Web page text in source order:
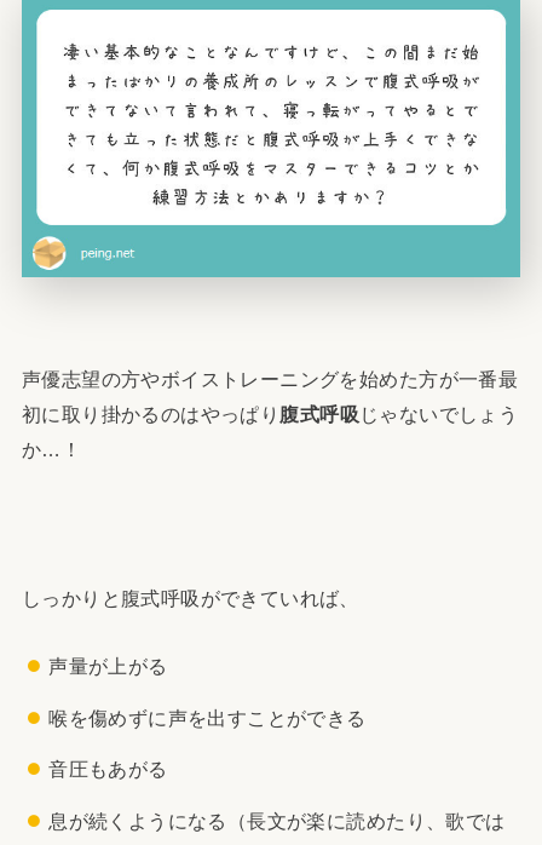
声優志望の方やボイストレーニングを始めた方が一番最
初に取り掛かるのはやっぱり 腹式呼吸 じゃないでしょう
か…！
しっかりと腹式呼吸ができていれば、
声量が上がる
喉を傷めずに声を出すことができる
音圧もあがる
息が続くようになる（長文が楽に読めたり、歌では